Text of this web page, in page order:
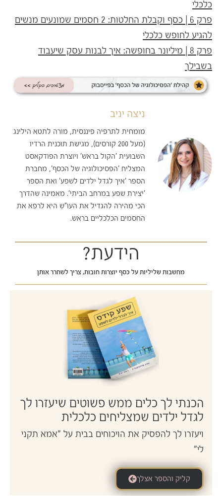
כלכלי
פרק 6 | כסף וקבלת החלטות: 2 חסמים שמונעים מנשים
להגיע לחופש כלכלי
פרק 8 | מיליונר בחופשה: איך לבנות עסק שיעבוד
בשבילך
ניצה יניב
מומחית לתרפיה פיננסית, מורה לתטא הילינג
(מעל 200 קורסים), מגישת תוכנית הרדיו
השבועית 'הקול בראש' ויוצרת הפודקאסט
המצליח 'הפסיכולוגיה של הכסף', מחברת
הספר 'איך לגדל ילדים לשפע' ואת הספר
'יצירת שפע במרחב הביתי'. מאמינה שהדרך
הכי מהירה להגדיל את העו"ש היא לרפא את
החסמים הכלכליים בראש.
הידעת?
מחשבות שליליות על כסף יוצרות חובות, צריך לשחרר אותן
הכנתי לך כלים ממש פשוטים שיעזרו לך
לגדל ילדים שמצליחים כלכלית
ויעזרו לך להפסיק את הויכוחים בבית על "אמא תקני
לי"
קליק והספר אצלך